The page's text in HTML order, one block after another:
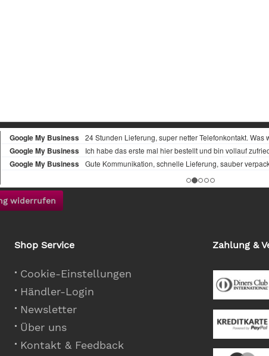
widerrufen
Shop Service
Cookie-Einstellungen
Händler-Login
Newsletter
Über uns
Kontakt & Feedback
Zahlung &